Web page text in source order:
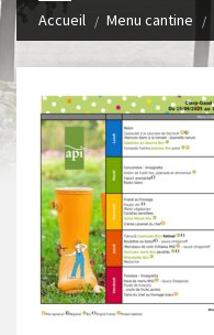
Accueil Menu cantine